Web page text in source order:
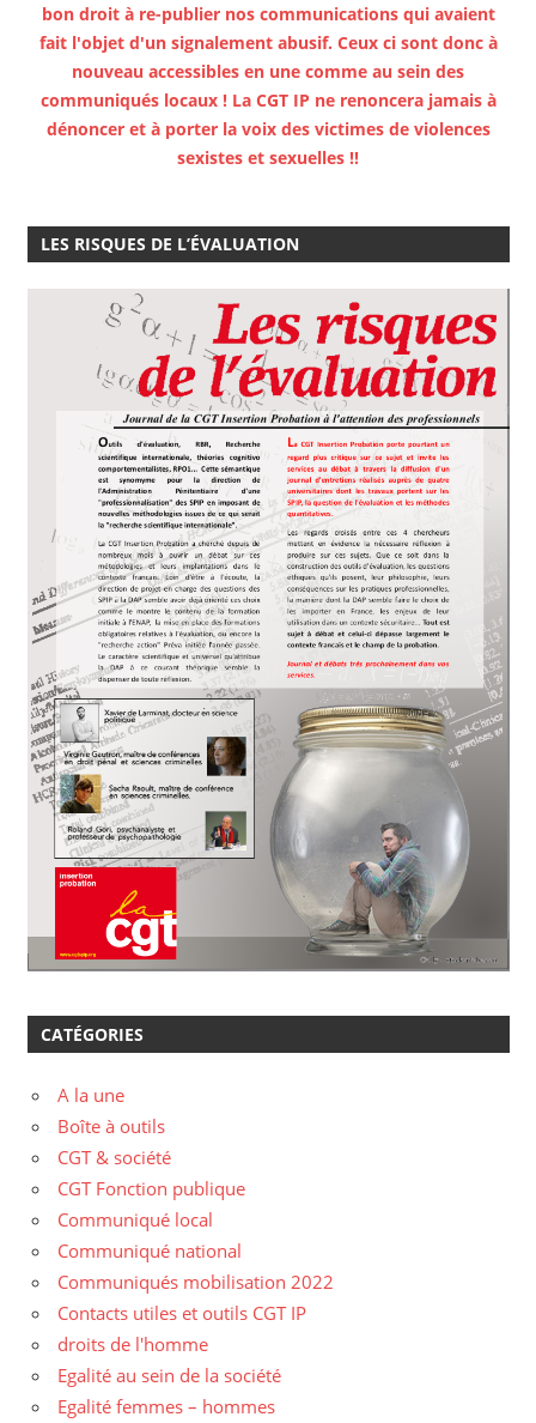
bon droit à re-publier nos communications qui avaient
fait l'objet d'un signalement abusif. Ceux ci sont donc à
nouveau accessibles en une comme au sein des
communiqués locaux ! La CGT IP ne renoncera jamais à
dénoncer et à porter la voix des victimes de violences
sexistes et sexuelles !!
LES RISQUES DE L’ÉVALUATION
CATÉGORIES
A la une
Boîte à outils
CGT & société
CGT Fonction publique
Communiqué local
Communiqué national
Communiqués mobilisation 2022
Contacts utiles et outils CGT IP
droits de l'homme
Egalité au sein de la société
Egalité femmes – hommes